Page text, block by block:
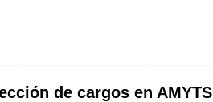
de cargos en AMYTS